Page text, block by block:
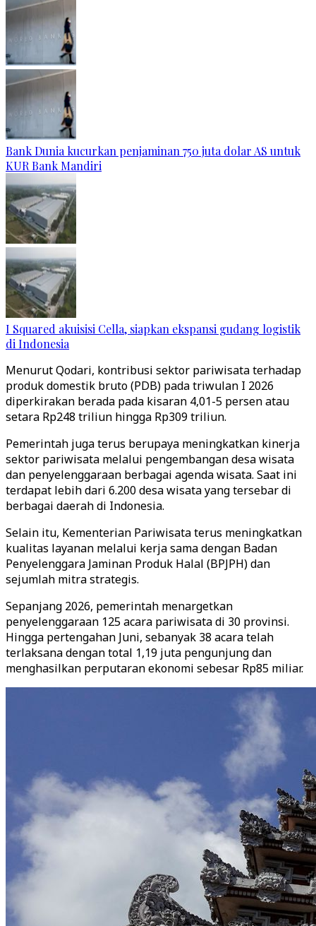
Bank Dunia kucurkan penjaminan 750 juta dolar AS untuk
KUR Bank Mandiri
I Squared akuisisi Cella, siapkan ekspansi gudang logistik
di Indonesia
Menurut Qodari, kontribusi sektor pariwisata terhadap
produk domestik bruto (PDB) pada triwulan I 2026
diperkirakan berada pada kisaran 4,01-5 persen atau
setara Rp248 triliun hingga Rp309 triliun.
Pemerintah juga terus berupaya meningkatkan kinerja
sektor pariwisata melalui pengembangan desa wisata
dan penyelenggaraan berbagai agenda wisata. Saat ini
terdapat lebih dari 6.200 desa wisata yang tersebar di
berbagai daerah di Indonesia.
Selain itu, Kementerian Pariwisata terus meningkatkan
kualitas layanan melalui kerja sama dengan Badan
Penyelenggara Jaminan Produk Halal (BPJPH) dan
sejumlah mitra strategis.
Sepanjang 2026, pemerintah menargetkan
penyelenggaraan 125 acara pariwisata di 30 provinsi.
Hingga pertengahan Juni, sebanyak 38 acara telah
terlaksana dengan total 1,19 juta pengunjung dan
menghasilkan perputaran ekonomi sebesar Rp85 miliar.